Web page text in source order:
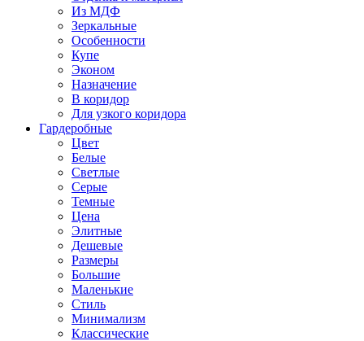
Из МДФ
Зеркальные
Особенности
Купе
Эконом
Назначение
В коридор
Для узкого коридора
Гардеробные
Цвет
Белые
Светлые
Серые
Темные
Цена
Элитные
Дешевые
Размеры
Большие
Маленькие
Стиль
Минимализм
Классические